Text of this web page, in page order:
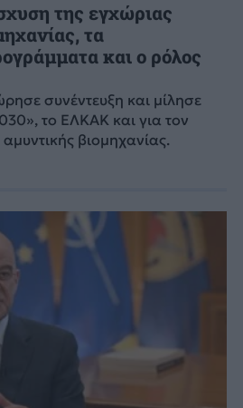
της εγχώριας
τα
και ο ρόλος
συνέντευξη και μίλησε
το ΕΛΚΑΚ και για τον
βιομηχανίας.